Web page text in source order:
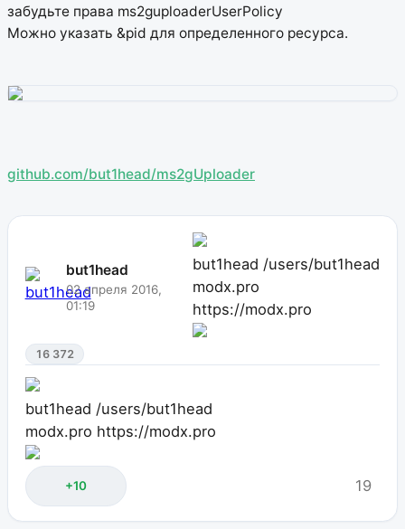
забудьте права ms2guploaderUserPolicy
Можно указать &pid для определенного ресурса.
github.com/but1head/ms2gUploader
but1head
02 апреля 2016,
01:19
but1head /users/but1head
modx.pro
https://modx.pro
16 372
but1head /users/but1head
modx.pro https://modx.pro
+10 19